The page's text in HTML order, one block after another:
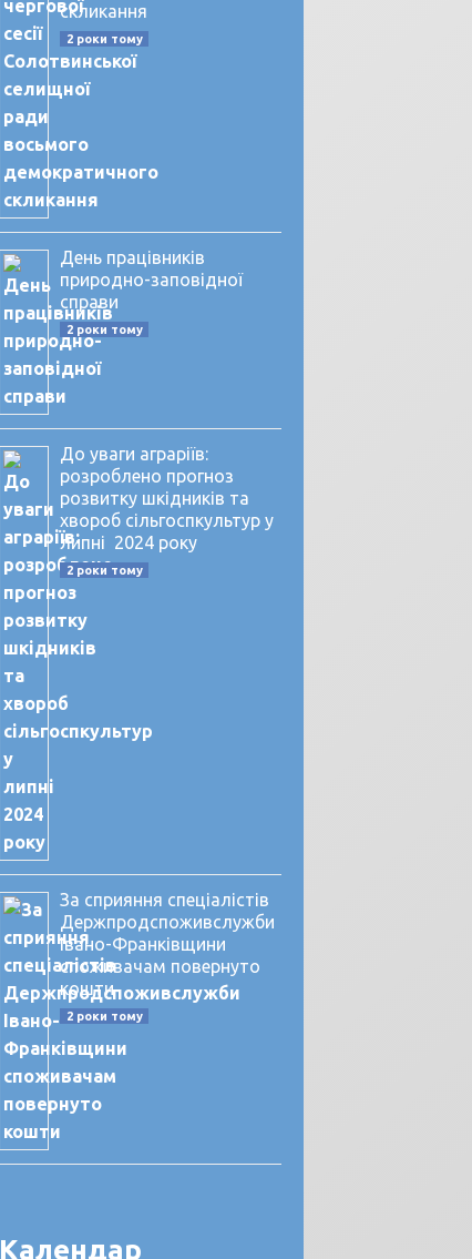
скликання
2 роки тому
День працівників
природно-заповідної
справи
2 роки тому
До уваги аграріїв:
розроблено прогноз
розвитку шкідників та
хвороб сільгоспкультур у
липні 2024 року
2 роки тому
За сприяння спеціалістів
Держпродспоживслужби
Івано-Франківщини
споживачам повернуто
кошти
2 роки тому
Календар